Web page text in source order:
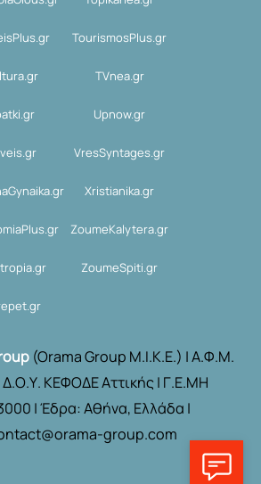
TourismosPlus.gr
TVnea.gr
Upnow.gr
VresSyntages.gr
Xristianika.gr
ZoumeKalytera.gr
ZoumeSpiti.gr
(Orama Group Μ.Ι.Κ.Ε.) | Α.Φ.Μ.
Δ.Ο.Υ. ΚΕΦΟΔΕ Αττικής | Γ.Ε.ΜΗ
| Έδρα: Αθήνα, Ελλάδα |
group.com